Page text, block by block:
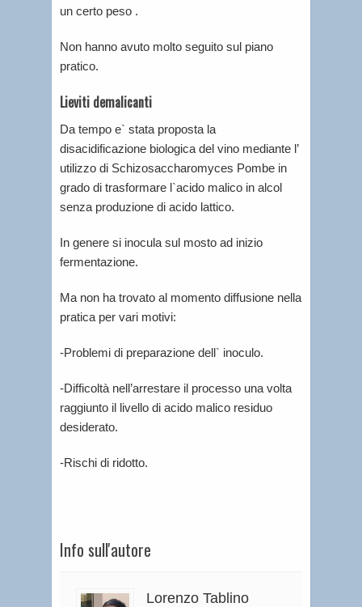
un certo peso .
Non hanno avuto molto seguito sul piano
pratico.
Lieviti demalicanti
Da tempo e` stata proposta la
disacidificazione biologica del vino mediante l’
utilizzo di Schizosaccharomyces Pombe in
grado di trasformare l`acido malico in alcol
senza produzione di acido lattico.
In genere si inocula sul mosto ad inizio
fermentazione.
Ma non ha trovato al momento diffusione nella
pratica per vari motivi:
-Problemi di preparazione dell` inoculo.
-Difficoltà nell’arrestare il processo una volta
raggiunto il livello di acido malico residuo
desiderato.
-Rischi di ridotto.
Info sull'autore
Lorenzo Tablino